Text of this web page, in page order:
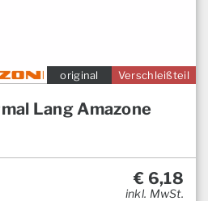
Verschleißteil
original
Lang Amazone
€ 6,18
inkl. MwSt.